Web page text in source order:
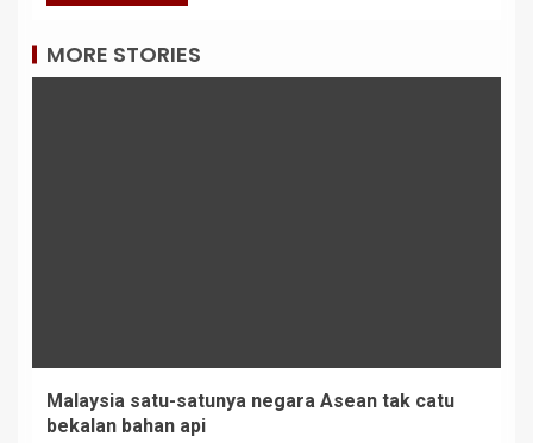
MORE STORIES
Malaysia satu-satunya negara Asean tak catu
bekalan bahan api